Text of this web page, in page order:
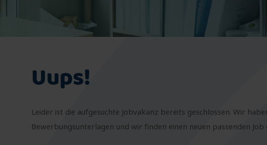
Uups!
Leider ist die aufgesuchte Jobvakanz bereits geschlossen. Wir
Bewerbungsunterlagen und wir finden einen neuen passenden